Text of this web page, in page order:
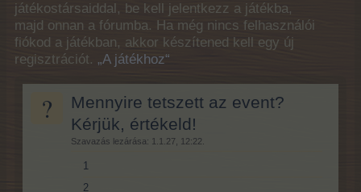
játékostársaiddal, be kell jelentkezz a játékba,
majd onnan a fórumba. Ha még nincs felhasználói
fiókod a játékban, akkor készítened kell egy új
regisztrációt. „A játékhoz“
?
Mennyire tetszett az event?
Kérjük, értékeld!
Szavazás lezárása: 1.1.27, 12:22.
1
2